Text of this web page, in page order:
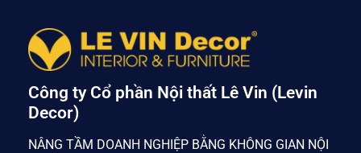
Công ty Cổ phần Nội thất Lê Vin (Levin
Decor)
NÂNG TẦM DOANH NGHIỆP BẰNG KHÔNG GIAN NỘI